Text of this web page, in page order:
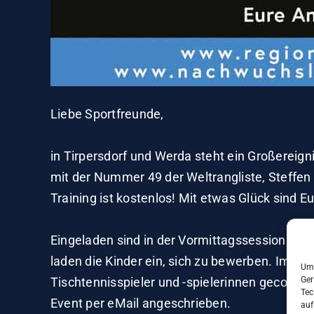
Liebe Sportfreunde,
in Tirpersdorf und Werda steht ein
mit der Nummer 49 der Weltrangliste,
Training ist kostenlos! Mit etwas Glück sind
Eingeladen sind in der Vormittagssession
laden die Kinder ein, sich zu bewerben. Im
Tischtennisspieler und -spielerinnen
Event per eMail angeschrieben.